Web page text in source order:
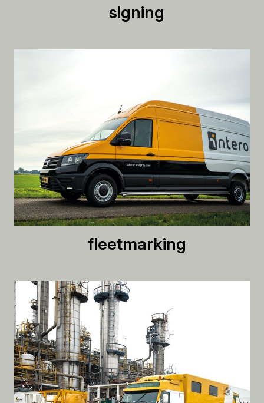
signing
fleetmarking